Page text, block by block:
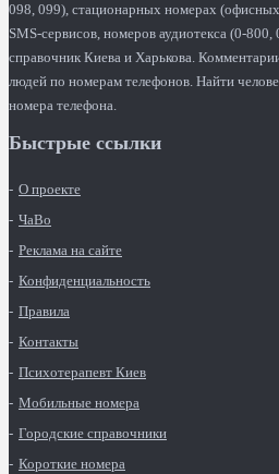
098, 099), стационарных номерах
SMS-сервисов, номеров аудиотекса (0-
справочник Киева и Харькова.
людей по номерам телефонов. Найти
номера телефона.
Быстрые ссылки
О проекте
ЧаВо
Реклама на сайте
Конфиденциальность
Правила
Контакты
Психотерапевт Киев
Мобильные номера
Городские справочники
Короткие номера